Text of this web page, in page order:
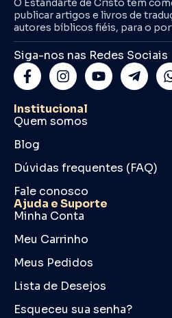
O Estandarte de Cristo tem
publicar artigos e livros de
autores bíblicos fiéis, para o
Siga-nos nas Redes Sociais
Institucional
Quem somos
Blog
Dúvidas frequentes (FAQ)
Fale conosco
Ajuda e Suporte
Minha Conta
Meu Carrinho
Meus Pedidos
Lista de Desejos
Esqueceu sua senha?